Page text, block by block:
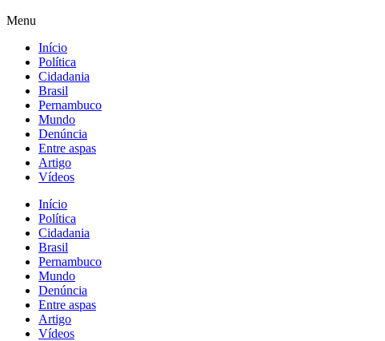
Menu
Início
Política
Cidadania
Brasil
Pernambuco
Mundo
Denúncia
Entre aspas
Artigo
Vídeos
Início
Política
Cidadania
Brasil
Pernambuco
Mundo
Denúncia
Entre aspas
Artigo
Vídeos